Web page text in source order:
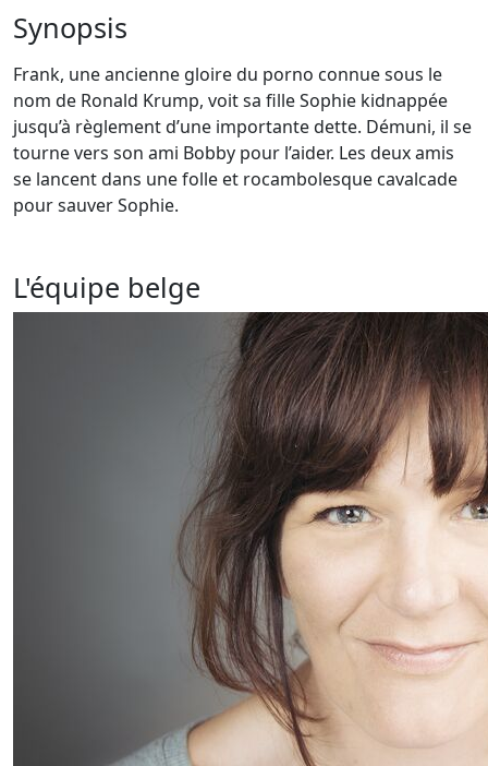
Synopsis
Frank, une ancienne gloire du porno connue sous le
nom de Ronald Krump, voit sa fille Sophie kidnappée
jusqu’à règlement d’une importante dette. Démuni, il se
tourne vers son ami Bobby pour l’aider. Les deux amis
se lancent dans une folle et rocambolesque cavalcade
pour sauver Sophie.
L'équipe belge